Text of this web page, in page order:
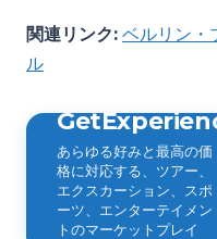
関連リンク: ベルリン・
ル
あらゆる好みと最高の価
格に対応する、ツアー、
エクスカーション、スポ
ーツ、エンターテイメン
トのマーケットプレイ